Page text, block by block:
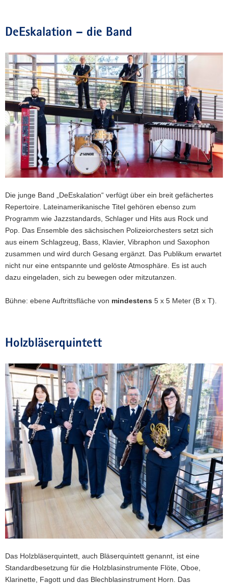
DeEskalation – die Band
Die junge Band „DeEskalation“ verfügt über ein breit gefächertes
Repertoire. Lateinamerikanische Titel gehören ebenso zum
Programm wie Jazzstandards, Schlager und Hits aus Rock und
Pop. Das Ensemble des sächsischen Polizeiorchesters setzt sich
aus einem Schlagzeug, Bass, Klavier, Vibraphon und Saxophon
zusammen und wird durch Gesang ergänzt. Das Publikum erwartet
nicht nur eine entspannte und gelöste Atmosphäre. Es ist auch
dazu eingeladen, sich zu bewegen oder mitzutanzen.
Bühne: ebene Auftrittsfläche von mindestens 5 x 5 Meter (B x T).
Holzbläserquintett
Das Holzbläserquintett, auch Bläserquintett genannt, ist eine
Standardbesetzung für die Holzblasinstrumente Flöte, Oboe,
Klarinette, Fagott und das Blechblasinstrument Horn. Das